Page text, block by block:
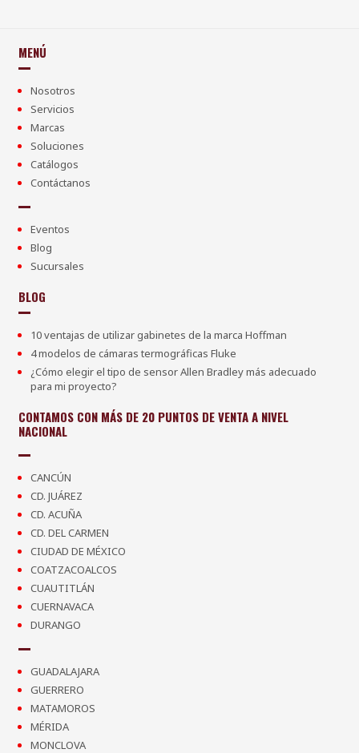
MENÚ
Nosotros
Servicios
Marcas
Soluciones
Catálogos
Contáctanos
Eventos
Blog
Sucursales
BLOG
10 ventajas de utilizar gabinetes de la marca Hoffman
4 modelos de cámaras termográficas Fluke
¿Cómo elegir el tipo de sensor Allen Bradley más adecuado
para mi proyecto?
CONTAMOS CON MÁS DE 20 PUNTOS DE VENTA A NIVEL
NACIONAL
CANCÚN
CD. JUÁREZ
CD. ACUÑA
CD. DEL CARMEN
CIUDAD DE MÉXICO
COATZACOALCOS
CUAUTITLÁN
CUERNAVACA
DURANGO
GUADALAJARA
GUERRERO
MATAMOROS
MÉRIDA
MONCLOVA